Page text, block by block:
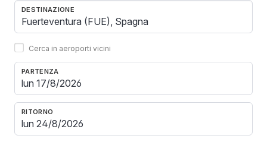
DESTINAZIONE
Cerca in aeroporti vicini
PARTENZA
RITORNO